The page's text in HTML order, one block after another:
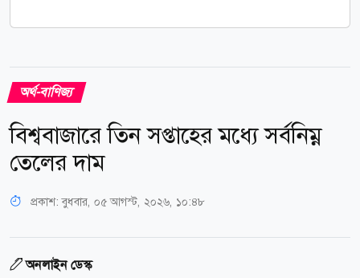
অর্থ-বাণিজ্য
বিশ্ববাজারে তিন সপ্তাহের মধ্যে সর্বনিম্ন
তেলের দাম
প্রকাশ:বুধবার, ০৫ আগস্ট, ২০২৬, ১০:৪৮
অনলাইন ডেস্ক